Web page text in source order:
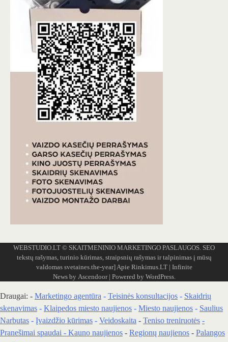
WEBSTUDIO.LT © SKAITMENINIO MARKETINGO PASLAUGOS. SEO
tekstų rašymas, turinio kūrimas, straipsnių rašymas ir talpinimas į mūsų
valdomas svetaines.the-year]Apie Rinkimus.LT| Infinite
News by Ascendoor| Powered by WordPress.
Draugai: - Marketingo agentūra - Teisinės konsultacijos - Skaidrių
skenavimas - Klaipedos miesto naujienos - Miesto naujienos - Saulius
Narbutas - Įvaizdžio kūrimas - Veidoskaita - Teniso treniruotės -
Pranešimai spaudai - Kauno naujienos - Regionų naujienos - Palangos